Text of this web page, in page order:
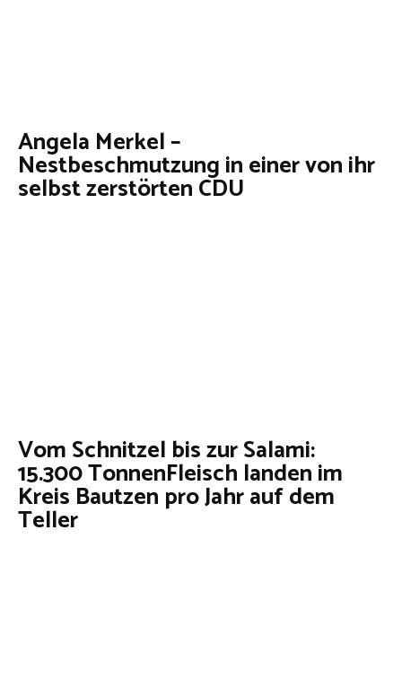
Angela Merkel –
Nestbeschmutzung in einer von ihr
selbst zerstörten CDU
Vom Schnitzel bis zur Salami:
15.300 TonnenFleisch landen im
Kreis Bautzen pro Jahr auf dem
Teller